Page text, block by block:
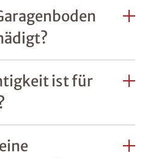
ist für